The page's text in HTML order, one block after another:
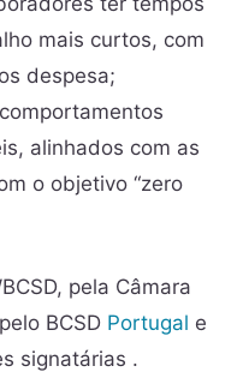
mais curtos, com
despesa;
alinhados com as
o objetivo “zero
pela Câmara
BCSD Portugal e
signatárias .